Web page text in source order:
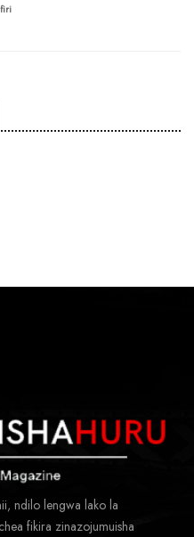
ndilo lengwa lako la
fikira zinazojumuisha